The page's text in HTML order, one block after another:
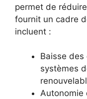
permet de
fournit un cadre
incluent :
Baisse
systèmes
Autonomie